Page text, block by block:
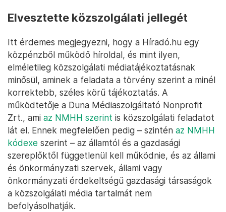
Elvesztette közszolgálati jellegét
Itt érdemes megjegyezni, hogy a Híradó.hu egy
közpénzből működő híroldal, és mint ilyen,
elméletileg közszolgálati médiatájékoztatásnak
minősül, aminek a feladata a törvény szerint a minél
korrektebb, széles körű tájékoztatás. A
működtetője a Duna Médiaszolgáltató Nonprofit
Zrt., ami az NMHH szerint is közszolgálati feladatot
lát el. Ennek megfelelően pedig – szintén az NMHH
kódexe szerint – az államtól és a gazdasági
szereplőktől függetlenül kell működnie, és az állami
és önkormányzati szervek, állami vagy
önkormányzati érdekeltségű gazdasági társaságok
a közszolgálati média tartalmát nem
befolyásolhatják.